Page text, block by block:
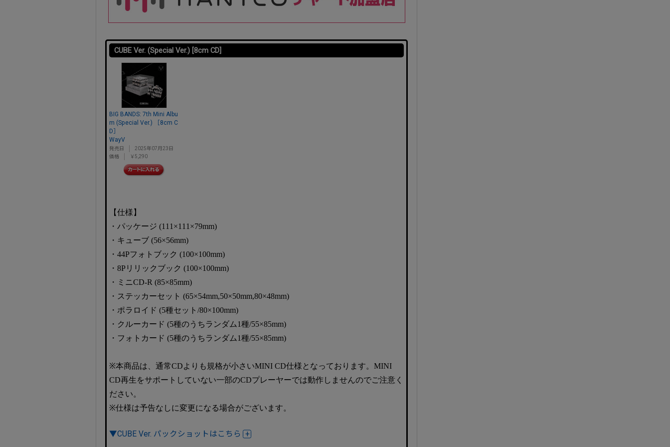
CUBE Ver. (Special Ver.) [8cm CD]
BIG BANDS: 7th Mini Albu
m (Special Ver.) ［8cm C
D］
WayV
発売日
2025年07月23日
価格
￥5,290
【仕様】
・パッケージ (111×111×79mm)
・キューブ (56×56mm)
・44Pフォトブック (100×100mm)
・8Pリリックブック (100×100mm)
・ミニCD-R (85×85mm)
・ステッカーセット (65×54mm,50×50mm,80×48mm)
・ポラロイド (5種セット/80×100mm)
・クルーカード (5種のうちランダム1種/55×85mm)
・フォトカード (5種のうちランダム1種/55×85mm)
※本商品は、通常CDよりも規格が小さいMINI CD仕様となっております。MINI
CD再生をサポートしていない一部のCDプレーヤーでは動作しませんのでご注意く
ださい。
※仕様は予告なしに変更になる場合がございます。
▼CUBE Ver. パックショットはこちら